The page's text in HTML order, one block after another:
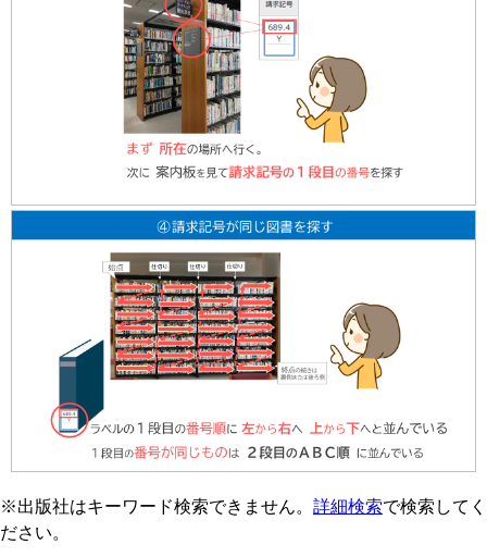
※出版社はキーワード検索できません。 詳細検索で検索してく
ださい。